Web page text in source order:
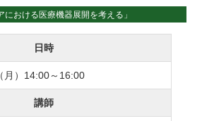
おける医療機器展開を考える」
日時
月）14:00～16:00
講師